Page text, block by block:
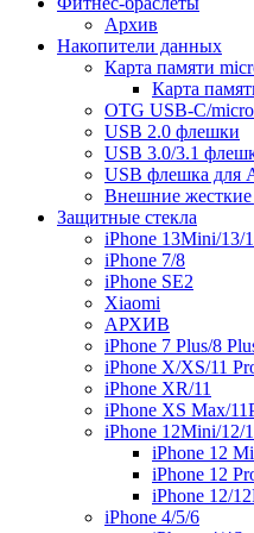
Архив
Накопители данных
Карта памяти
Карта
OTG USB-C/
USB 2.0 флешки
USB 3.0/3.1
USB флешка для
Внешние жесткие
Защитные стекла
iPhone 13Mini/13/
iPhone 7/8
iPhone SE2
Xiaomi
АРХИВ
iPhone 7 Plus/8
iPhone X/XS/11
iPhone XR/11
iPhone XS Max/
iPhone 12Mini/12/
iPhone 12
iPhone 12
iPhone 12/
iPhone 4/5/6